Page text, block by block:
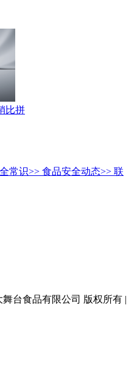
比拼
常识>> 食品安全动态>> 联
台食品有限公司 版权所有 |